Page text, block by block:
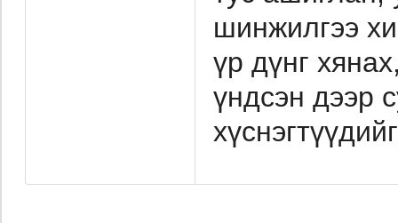
шинжилгээ
үр дүнг
үндсэн дээр